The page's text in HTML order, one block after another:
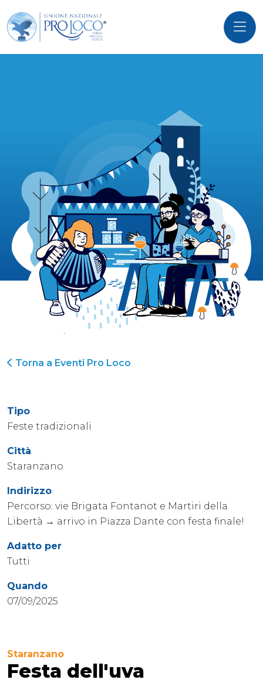
Torna a Eventi Pro Loco
Tipo
Feste tradizionali
Città
Staranzano
Indirizzo
Percorso: vie Brigata Fontanot e Martiri della
Libertà → arrivo in Piazza Dante con festa finale!
Adatto per
Tutti
Quando
07/09/2025
Staranzano
Festa dell'uva